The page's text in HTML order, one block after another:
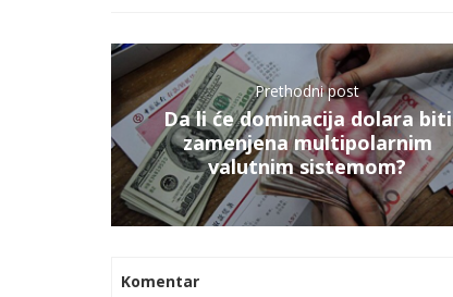
Prethodni post
Da li će dominacija dolara biti
zamenjena multipolarnim
valutnim sistemom?
Komentar